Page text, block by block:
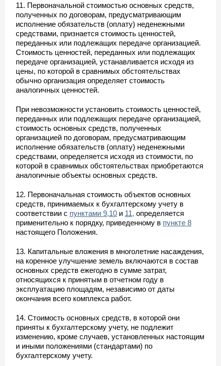
11. Первоначальной стоимостью основных средств,
полученных по договорам, предусматривающим
исполнение обязательств (оплату) неденежными
средствами, признается стоимость ценностей,
переданных или подлежащих передаче организацией.
Стоимость ценностей, переданных или подлежащих
передаче организацией, устанавливается исходя из
цены, по которой в сравнимых обстоятельствах
обычно организация определяет стоимость
аналогичных ценностей.
При невозможности установить стоимость ценностей,
переданных или подлежащих передаче организацией,
стоимость основных средств, полученных
организацией по договорам, предусматривающим
исполнение обязательств (оплату) неденежными
средствами, определяется исходя из стоимости, по
которой в сравнимых обстоятельствах приобретаются
аналогичные объекты основных средств.
12. Первоначальная стоимость объектов основных
средств, принимаемых к бухгалтерскому учету в
соответствии с пунктами 9,10 и 11, определяется
применительно к порядку, приведенному в пункте 8
настоящего Положения.
13. Капитальные вложения в многолетние насаждения,
на коренное улучшение земель включаются в состав
основных средств ежегодно в сумме затрат,
относящихся к принятым в отчетном году в
эксплуатацию площадям, независимо от даты
окончания всего комплекса работ.
14. Стоимость основных средств, в которой они
приняты к бухгалтерскому учету, не подлежит
изменению, кроме случаев, установленных настоящим
и иными положениями (стандартами) по
бухгалтерскому учету.